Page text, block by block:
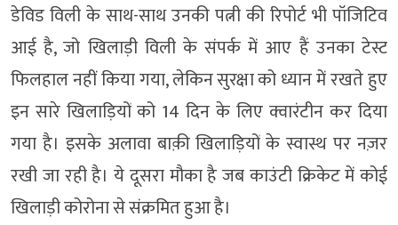
डेविड विली के साथ-साथ उनकी पत्नी की रिपोर्ट भी पॉजिटिव
आई है, जो खिलाड़ी विली के संपर्क में आए हैं उनका टेस्ट
फिलहाल नहीं किया गया, लेकिन सुरक्षा को ध्यान में रखते हुए
इन सारे खिलाड़ियों को 14 दिन के लिए क्वारंटीन कर दिया
गया है। इसके अलावा बाक़ी खिलाड़ियों के स्वास्थ पर नज़र
रखी जा रही है। ये दूसरा मौका है जब काउंटी क्रिकेट में कोई
खिलाड़ी कोरोना से संक्रमित हुआ है।